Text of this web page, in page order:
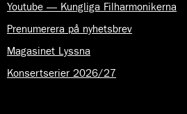
Youtube — Kungliga Filharmonikerna
Prenumerera på nyhetsbrev
Magasinet Lyssna
Konsertserier 2026/27